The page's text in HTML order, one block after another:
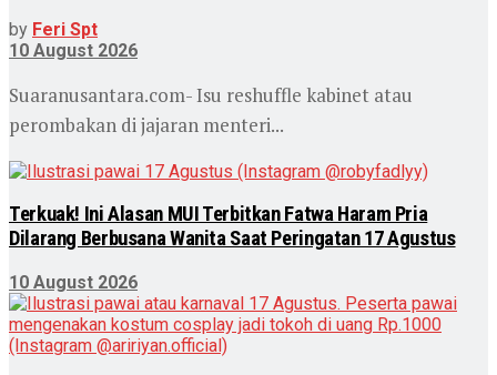
by Feri Spt
10 August 2026
Suaranusantara.com- Isu reshuffle kabinet atau
perombakan di jajaran menteri...
Terkuak! Ini Alasan MUI Terbitkan Fatwa Haram Pria
Dilarang Berbusana Wanita Saat Peringatan 17 Agustus
10 August 2026